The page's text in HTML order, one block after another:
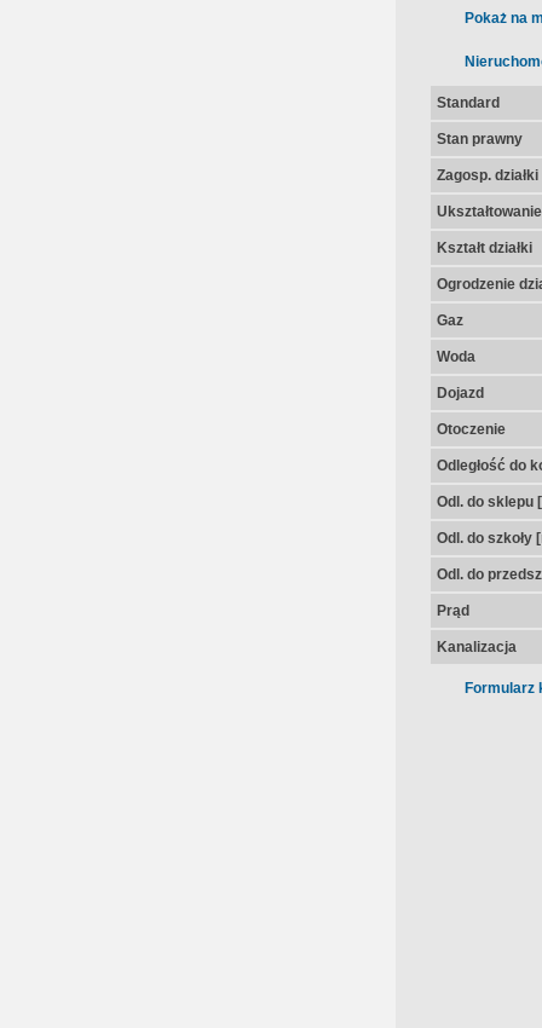
Pokaż na
Standard
Stan prawny
Zagosp. działki
Kształt działki
Ogrodzenie
Gaz
Woda
Dojazd
Otoczenie
Odległość do
Odl. do sklepu
Odl. do szkoły
Odl. do
Prąd
Kanalizacja
Formularz